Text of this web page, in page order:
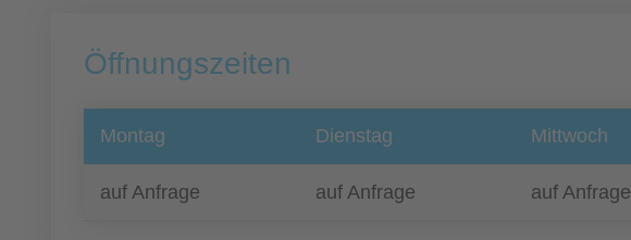
Öffnungszeiten
Montag Dienstag Mittwoch
auf Anfrage auf Anfrage auf Anfrage